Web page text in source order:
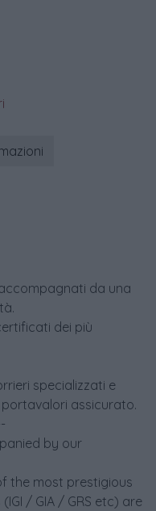
da una
dei più
specializzati e
assicurato.
by our
the most prestigious
/ GIA / GRS etc) are